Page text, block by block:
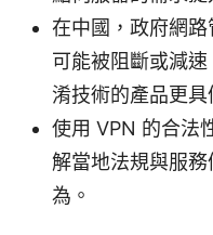
在中國，政府網
可能被阻斷或減
淆技術的產品更具
使用 VPN 的合法
解當地法規與服
為。